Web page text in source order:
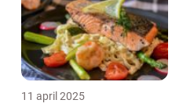
11 april 2025